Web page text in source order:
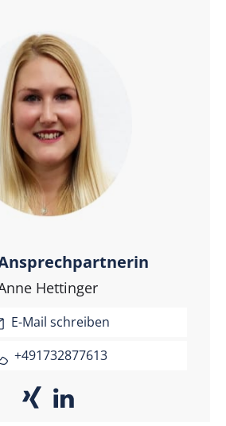
Hettinger
E-Mail schreiben
+491732877613